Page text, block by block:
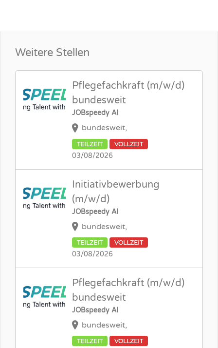
Weitere Stellen
Pflegefachkraft (m/w/d)
bundesweit
JOBspeedy AI
bundesweit,
TEILZEIT VOLLZEIT
03/08/2026
Initiativbewerbung
(m/w/d)
JOBspeedy AI
bundesweit,
TEILZEIT VOLLZEIT
03/08/2026
Pflegefachkraft (m/w/d)
bundesweit
JOBspeedy AI
bundesweit,
TEILZEIT VOLLZEIT